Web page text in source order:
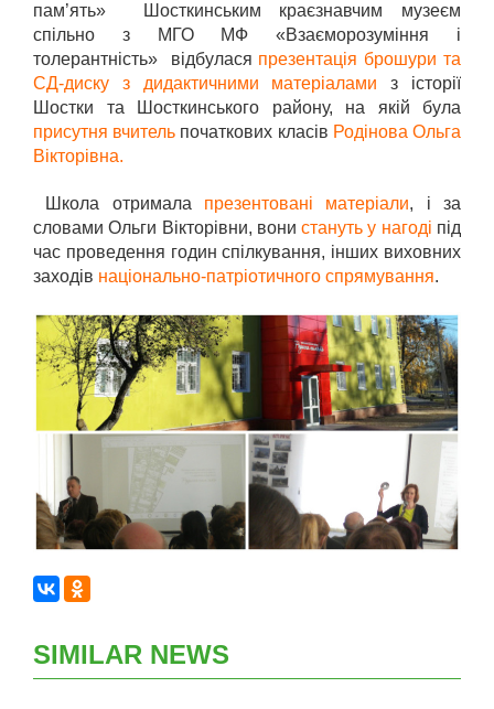
пам’ять» Шосткинським краєзнавчим музеєм
спільно з МГО МФ «Взаєморозуміння і
толерантність» відбулася презентація брошури та
СД-диску
з дидактичними матеріалами з історії
Шостки та Шосткинського району, на якій була
присутня вчитель початкових класів Родінова Ольга
Вікторівна.
Школа отримала презентовані матеріали, і за
словами Ольги Вікторівни, вонистануть у нагоді під
час проведення годин спілкування, інших виховних
заходів національно-патріотичного спрямування.
SIMILAR NEWS